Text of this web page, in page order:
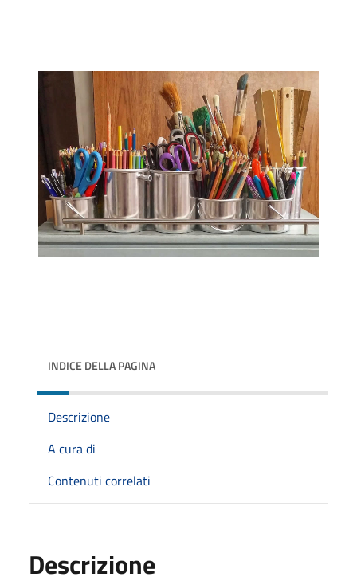
INDICE DELLA PAGINA
Descrizione
A cura di
Contenuti correlati
Descrizione